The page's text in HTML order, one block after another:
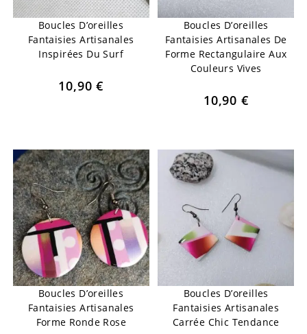
Boucles D’oreilles
Fantaisies Artisanales
Inspirées Du Surf
10,90€
Boucles D’oreilles
Fantaisies Artisanales De
Forme Rectangulaire Aux
Couleurs Vives
10,90 €
Boucles D’oreilles
Fantaisies Artisanales
Forme Ronde Rose
Boucles D’oreilles
Fantaisies Artisanales
Carrée Chic Tendance